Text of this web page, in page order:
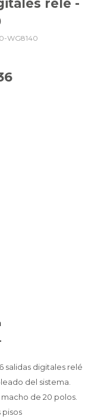
relé -
WG8140
salidas digitales relé
del sistema.
de 20 polos.
pisos